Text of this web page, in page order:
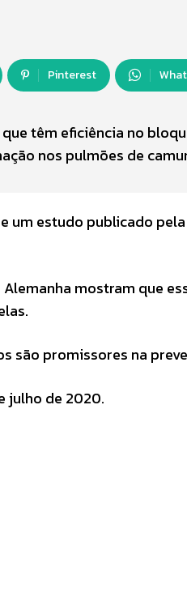
Pinterest
têm eficiência no
nos pulmões de
estudo publicado pela
mostram que
são promissores na
julho de 2020.